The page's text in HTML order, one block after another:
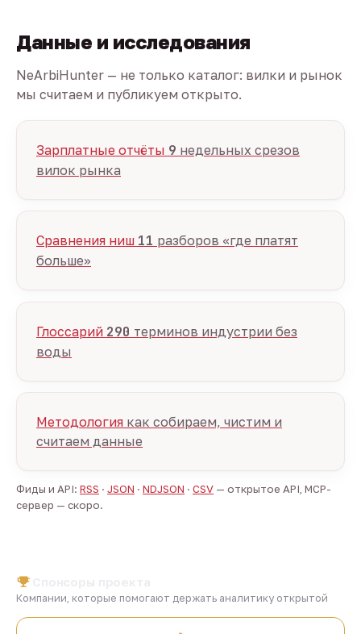
Данные и исследования
NeArbiHunter — не только каталог: вилки и рынок
мы считаем и публикуем открыто.
Зарплатные отчёты 9 недельных срезов
вилок рынка
Сравнения ниш 11 разборов «где платят
больше»
Глоссарий 290 терминов индустрии без
воды
Методология как собираем, чистим и
считаем данные
Фиды и API: RSS · JSON · NDJSON · CSV — открытое API, MCP-
сервер — скоро.
Компании, которые помогают держать аналитику открытой